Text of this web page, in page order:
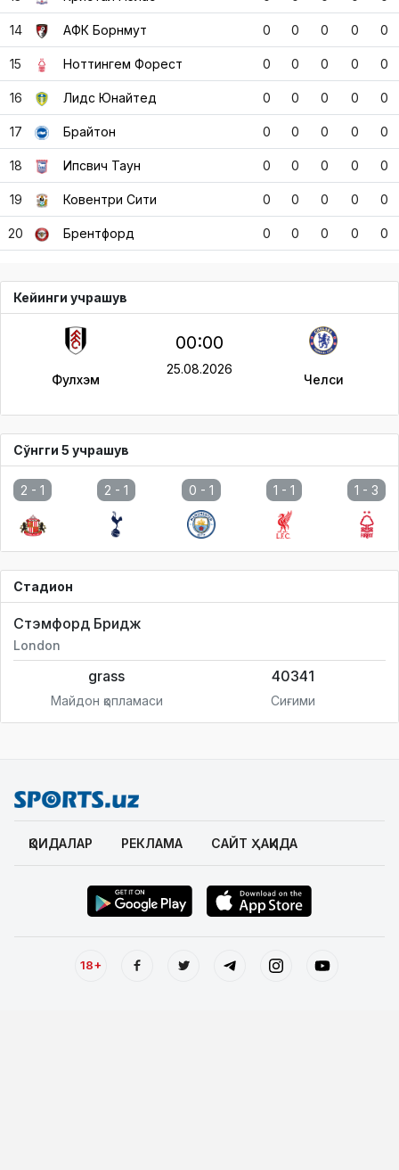
14 АФК Борнмут 0 0 0 0 0
15 Ноттингем Форест 0 0 0 0 0
16 Лидс Юнайтед 0 0 0 0 0
17 Брайтон 0 0 0 0 0
18 Ипсвич Таун 0 0 0 0 0
19 Ковентри Сити 0 0 0 0 0
20 Брентфорд 0 0 0 0 0
Кейинги учрашув
Фулхэм
00:00
25.08.2026
Челси
Сўнгги 5 учрашув
2 - 1 2 -1 0 - 1 1 - 1 1 - 3
Стадион
Стэмфорд Бридж
London
grass
Майдон қопламаси
40341
Сиғими
ҚОИДАЛАР РЕКЛАМА САЙТ ҲАҚИДА
18+